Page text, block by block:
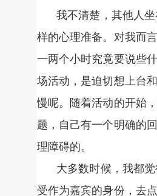
我不清楚，其他人
样的心理准备。对我而
一两个小时究竟要说些
场活动，是迫切想上台
慢呢。随着活动的开始
题，自己有一个明确的
理障碍的。
大多数时候，我都
受作为嘉宾的身份，去